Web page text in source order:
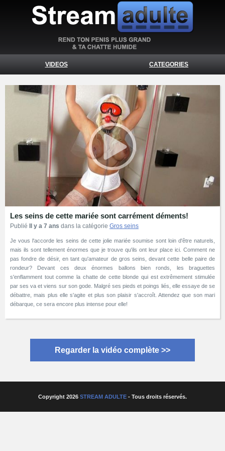
VIDEOS CATEGORIES
Les seins de cette mariée sont carrément déments!
Publié Il y a 7 ans dans la catégorie Gros seins
Je vous l'accorde les seins de cette jolie mariée soumise sont loin d'être naturels,
mais ils sont tellement énormes que je trouve qu'ils ont leur place ici. Comment ne
pas fondre de désir, en tant qu'amateur de gros seins, devant cette belle paire de
rondeur? Devant ces deux énormes ballons bien ronds, les braguettes
s'enflamment tout comme la chatte de cette blonde qui est extrêmement stimulée
par ses va et viens sur son gode. Malgré ses pieds et poings liés, elle essaye de se
débattre, mais plus elle s'agite et plus son plaisir s'accroît. Attendez que son mari
débarque, ce sera encore plus intense pour elle!
Regarder la vidéo complète >>
Copyright 2026 STREAM ADULTE - Tous droits réservés.